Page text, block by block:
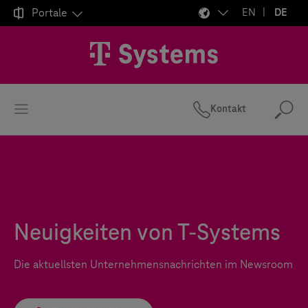
 Portale EN DE
Kontakt
Neuigkeiten von T-Systems
Die aktuellsten Unternehmensnachrichten im Newsroom